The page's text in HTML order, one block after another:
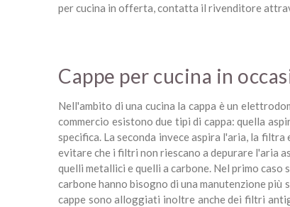
per cucina in offerta, contatta il rivenditore
Cappe per cucina in
Nell'ambito di una cucina la cappa è un
commercio esistono due tipi di cappa: quella
specifica. La seconda invece aspira l'aria, la
evitare che i filtri non riescano a depurare l'aria
quelli metallici e quelli a carbone. Nel primo
carbone hanno bisogno di una manutenzione
cappe sono alloggiati inoltre anche dei filtri